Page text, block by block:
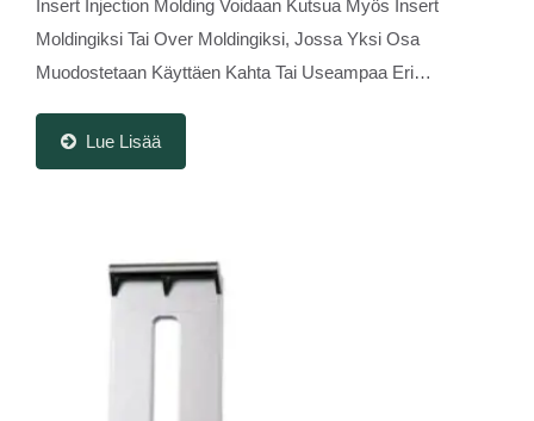
Insert Injection Molding Voidaan Kutsua Myös Insert
Moldingiksi Tai Over Moldingiksi, Jossa Yksi Osa
Muodostetaan Käyttäen Kahta Tai Useampaa Eri
Lue Lisää